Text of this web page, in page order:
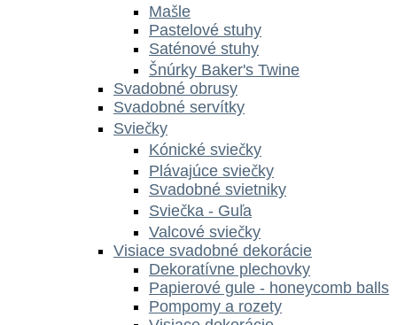
Mašle
Pastelové stuhy
Saténové stuhy
Šnúrky Baker's Twine
Svadobné obrusy
Svadobné servítky
Sviečky
Kónické sviečky
Plávajúce sviečky
Svadobné svietniky
Sviečka - Guľa
Valcové sviečky
Visiace svadobné dekorácie
Dekoratívne plechovky
Papierové gule - honeycomb balls
Pompomy a rozety